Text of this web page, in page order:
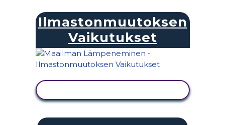
Ilmastonmuutoksen
Vaikutukset